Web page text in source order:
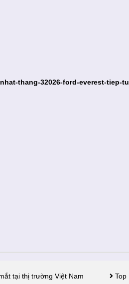
thang-32026-ford-everest-tiep-
tại thị trường Việt Nam
Top